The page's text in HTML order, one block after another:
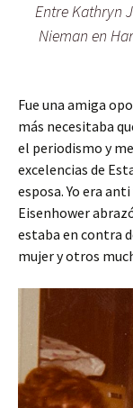
Entre Kathryn
Nieman en
Fue una amiga
más necesitaba
el periodismo y
excelencias de
esposa. Yo era
Eisenhower
estaba en contra
mujer y otros